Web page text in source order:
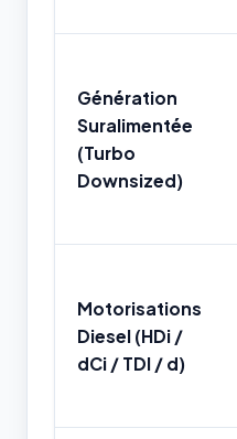
Génération
Suralimentée
(Turbo
Downsized)
Motorisations
Diesel (HDi /
dCi / TDI / d)